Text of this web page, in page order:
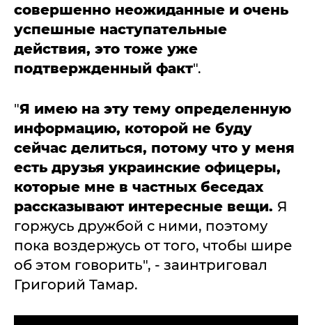
совершенно неожиданные и очень
успешные наступательные
действия, это тоже уже
подтвержденный факт".
"Я имею на эту тему определенную
информацию, которой не буду
сейчас делиться, потому что у меня
есть друзья украинские офицеры,
которые мне в частных беседах
рассказывают интересные вещи. Я
горжусь дружбой с ними, поэтому
пока воздержусь от того, чтобы шире
об этом говорить", - заинтриговал
Григорий Тамар.